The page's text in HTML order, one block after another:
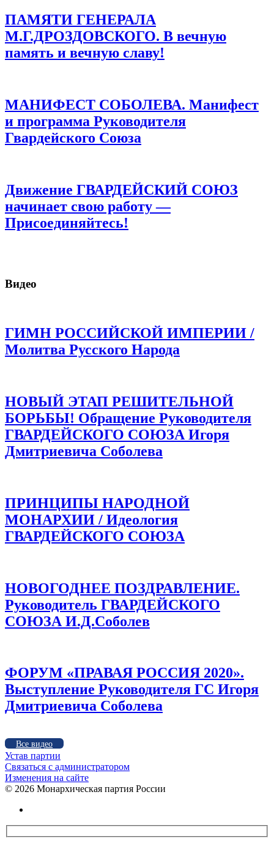
ПАМЯТИ ГЕНЕРАЛА
М.Г.ДРОЗДОВСКОГО. В вечную
память и вечную славу!
МАНИФЕСТ СОБОЛЕВА. Манифест
и программа Руководителя
Гвардейского Союза
Движение ГВАРДЕЙСКИЙ СОЮЗ
начинает свою работу —
Присоединяйтесь!
Видео
ГИМН РОССИЙСКОЙ ИМПЕРИИ /
Молитва Русского Народа
НОВЫЙ ЭТАП РЕШИТЕЛЬНОЙ
БОРЬБЫ! Обращение Руководителя
ГВАРДЕЙСКОГО СОЮЗА Игоря
Дмитриевича Соболева
ПРИНЦИПЫ НАРОДНОЙ
МОНАРХИИ / Идеология
ГВАРДЕЙСКОГО СОЮЗА
НОВОГОДНЕЕ ПОЗДРАВЛЕНИЕ.
Руководитель ГВАРДЕЙСКОГО
СОЮЗА И.Д.Соболев
ФОРУМ «ПРАВАЯ РОССИЯ 2020».
Выступление Руководителя ГС Игоря
Дмитриевича Соболева
Все видео
Устав партии
Связаться с администратором
Изменения на сайте
© 2026 Монархическая партия России